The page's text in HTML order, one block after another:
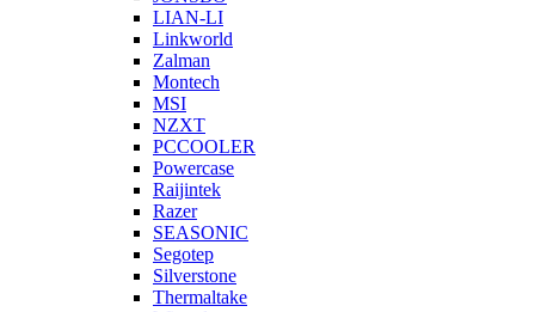
LIAN-LI
Linkworld
Zalman
Montech
MSI
NZXT
PCCOOLER
Powercase
Raijintek
Razer
SEASONIC
Segotep
Silverstone
Thermaltake